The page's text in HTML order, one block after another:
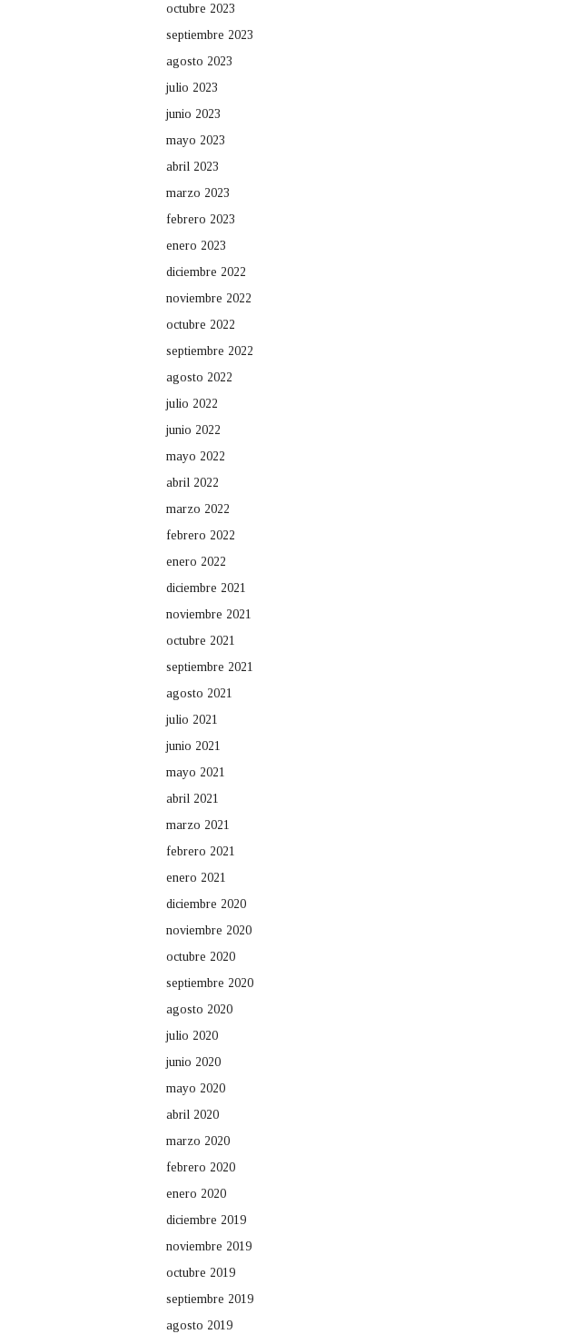
octubre 2023
septiembre 2023
agosto 2023
julio 2023
junio 2023
mayo 2023
abril 2023
marzo 2023
febrero 2023
enero 2023
diciembre 2022
noviembre 2022
octubre 2022
septiembre 2022
agosto 2022
julio 2022
junio 2022
mayo 2022
abril 2022
marzo 2022
febrero 2022
enero 2022
diciembre 2021
noviembre 2021
octubre 2021
septiembre 2021
agosto 2021
julio 2021
junio 2021
mayo 2021
abril 2021
marzo 2021
febrero 2021
enero 2021
diciembre 2020
noviembre 2020
octubre 2020
septiembre 2020
agosto 2020
julio 2020
junio 2020
mayo 2020
abril 2020
marzo 2020
febrero 2020
enero 2020
diciembre 2019
noviembre 2019
octubre 2019
septiembre 2019
agosto 2019